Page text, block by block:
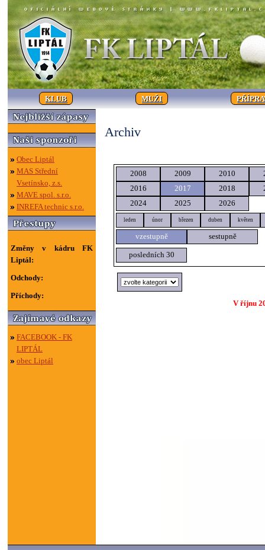
KLUB MUŽI
Obec Liptál
MAS Střední
Vsetínsko, z.s.
MAVE spol. s.r.o.
INREFA technic s.r.o.
Změny v kádru FK
Liptál:
Odchody:
Příchody:
FACEBOOK - FK
LIPTÁL
obec Liptál
Archiv
2008 2009 2010
2016
2017 2018
2024
2025 2026
leden únor březen duben květen
vzestupně sestupně
posledních 30
V říjnu